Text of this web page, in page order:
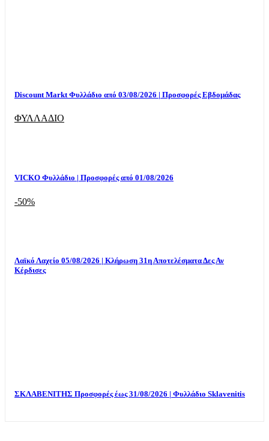
Discount Markt Φυλλάδιο από 03/08/2026 | Προσφορές Εβδομάδας
ΦΥΛΛΑΔΙΟ
VICKO Φυλλάδιο | Προσφορές από 01/08/2026
-50%
Λαϊκό Λαχείο 05/08/2026 | Κλήρωση 31η Αποτελέσματα Δες Αν
Κέρδισες
ΣΚΛΑΒΕΝΙΤΗΣ Προσφορές έως 31/08/2026 | Φυλλάδιο Sklavenitis